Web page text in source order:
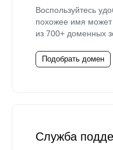
Воспользуйтесь
похожее имя
из 700+ доменных
Подобрать домен
Служба